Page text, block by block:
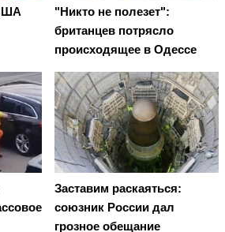
"Никто не полезет":
британцев потрясло
происходящее в Одессе
Заставим раскаяться:
союзник России дал
грозное обещание